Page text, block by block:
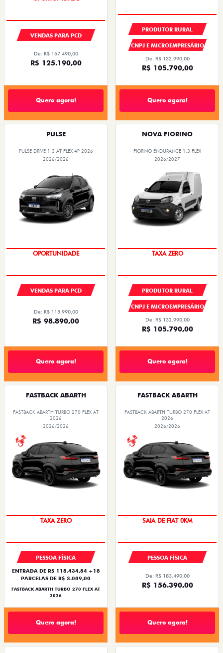
VENDAS PARA PCD
De: R$ 167.490,00
R$ 125.190,00
Quero agora!
PRODUTOR RURAL
CNPJ E MICROEMPRESÁRIO
De: R$ 132.990,00
R$ 105.790,00
Quero agora!
PULSE
PULSE DRIVE 1.3 AT FLEX 4P 2026
2026/2026
OPORTUNIDADE
VENDAS PARA PCD
De: R$ 115.990,00
R$ 98.890,00
Quero agora!
NOVA FIORINO
FIORINO ENDURANCE 1.3 FLEX
2026/2027
TAXA ZERO
PRODUTOR RURAL
CNPJ E MICROEMPRESÁRIO
De: R$ 132.990,00
R$ 105.790,00
Quero agora!
FASTBACK ABARTH
FASTBACK ABARTH TURBO 270 FLEX AT
2026
2026/2026
TAXA ZERO
PESSOA FÍSICA
ENTRADA DE R$ 118.434,84 +18
PARCELAS DE R$ 3.089,00
FASTBACK ABARTH TURBO 270 FLEX AT
2026
Quero agora!
FASTBACK ABARTH
FASTBACK ABARTH TURBO 270 FLEX AT
2026
2026/2026
SAIA DE FIAT 0KM
PESSOA FÍSICA
De: R$ 183.490,00
R$ 156.390,00
Quero agora!